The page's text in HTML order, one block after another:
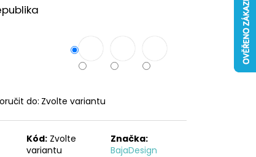
do: Zvolte variantu
Kód: Zvolte
variantu
Značka:
BajaDesign
Následující